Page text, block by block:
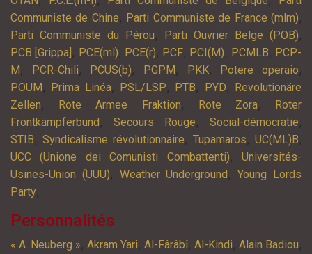
Communiste de Chine, Parti Communiste de France (mlm),
Parti Communiste du Pérou, Parti Ouvrier Belge (POB),
PCB [Grippa] , PCE(ml), PCE(r), PCF, PCI(M), PCMLB, PCP-
M , PCR-Chili, PCUS(b), PGPM , PKK, Potere operaio,
POUM , Prima Linéa, PSL/LSP, PTB, PYD,
Revolutionäre
Zellen, Rote Armee Fraktion, Rote Zora,
Roter
Frontkämpferbund , Secours Rouge, Social-démocratie,
STIB, Syndicalisme révolutionnaire, Tupamaros, UC(ML)B,
UCC (Unione dei Comunisti Combattenti),Universités-
Usines-Union (UUU), Weather Underground ,Young Lords
Party,
Personnalités
« A. Neuberg », Akram Yari, Al-Fârâbî, Al-Kindi, Alain Badiou,